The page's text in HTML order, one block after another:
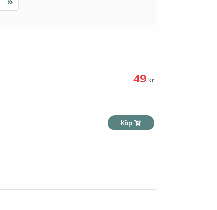
Last
49 kr
Köp